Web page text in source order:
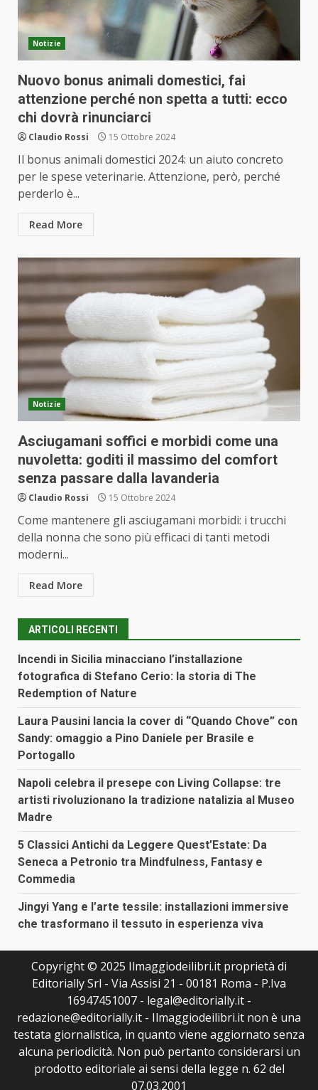
Notizie
Nuovo bonus animali domestici, fai
attenzione perché non spetta a tutti: ecco
chi dovrà rinunciarci
Claudio Rossi 15 Ottobre 2024
Il bonus animali domestici 2024: un aiuto concreto
per le spese veterinarie. Attenzione, però, perché
perderlo è...
Read More
Notizie
Asciugamani soffici e morbidi come una
nuvoletta: goditi il massimo del comfort
senza passare dalla lavanderia
Claudio Rossi 15 Ottobre 2024
Come mantenere gli asciugamani morbidi: i trucchi
della nonna che sono più efficaci di tanti metodi
moderni...
Read More
ARTICOLI RECENTI
Incendi in Sicilia minacciano l’installazione
fotografica di Stefano Cerio: la storia di The
Redemption of Nature
Laura Pausini lancia la cover di “Quando Chove” con
Sandy: omaggio a Pino Daniele per Brasile e
Portogallo
Napoli celebra il presepe con Living Collapse: tre
artisti rivoluzionano la tradizione natalizia al Museo
Madre
5 Classici Antichi da Leggere Quest’Estate: Da
Seneca a Petronio tra Mindfulness, Fantasy e
Commedia
Jingyi Yang e l’arte tessile: installazioni immersive
che trasformano il tessuto in esperienza viva
Copyright © 2025 Ilmaggiodeilibri.it proprietà di
Editorially Srl - Via Assisi 21 - 00181 Roma - P.Iva
16947451007 - legal@editorially.it -
redazione@editorially.it - Ilmaggiodeilibri.it non è una
testata giornalistica, in quanto viene aggiornato senza
alcuna periodicità. Non può pertanto considerarsi un
prodotto editoriale ai sensi della legge n. 62 del
07.03.2001